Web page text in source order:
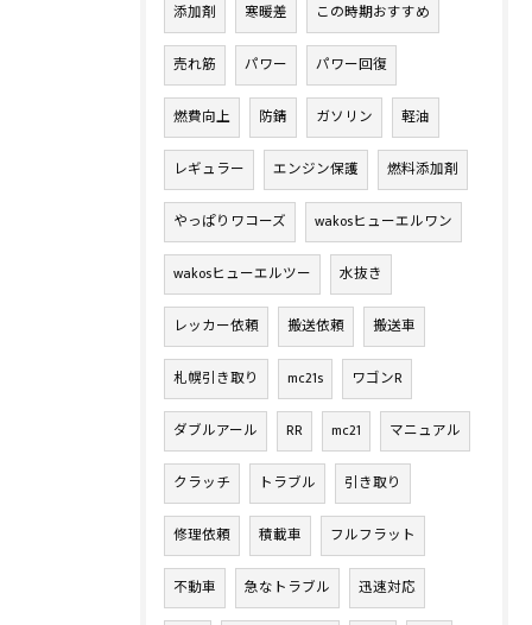
添加剤 寒暖差 この時期おすすめ
売れ筋 パワー パワー回復
燃費向上 防錆 ガソリン 軽油
レギュラー エンジン保護 燃料添加剤
やっぱりワコーズ wakosヒューエルワン
wakosヒューエルツー 水抜き
レッカー依頼 搬送依頼 搬送車
札幌引き取り mc21s ワゴンR
ダブルアール RR mc21 マニュアル
クラッチ トラブル 引き取り
修理依頼 積載車 フルフラット
不動車 急なトラブル 迅速対応